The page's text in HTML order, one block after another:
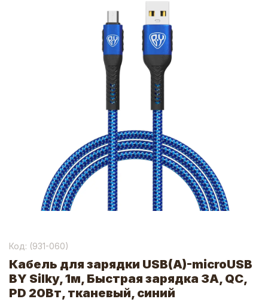
Код: (931-060)
Кабель для зарядки USB(A)-microUSB
BY Silky, 1м, Быстрая зарядка 3А, QC,
PD 20Вт, тканевый, синий